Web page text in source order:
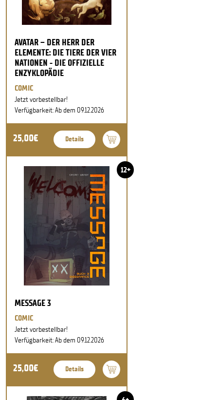
AVATAR – DER HERR DER
ELEMENTE: DIE TIERE DER VIER
NATIONEN - DIE OFFIZIELLE
ENZYKLOPÄDIE
COMIC
Jetzt vorbestellbar!
Verfügbarkeit: Ab dem 09.12.2026
25,00€ Details
12+
MESSAGE 3
COMIC
Jetzt vorbestellbar!
Verfügbarkeit: Ab dem 09.12.2026
25,00€ Details